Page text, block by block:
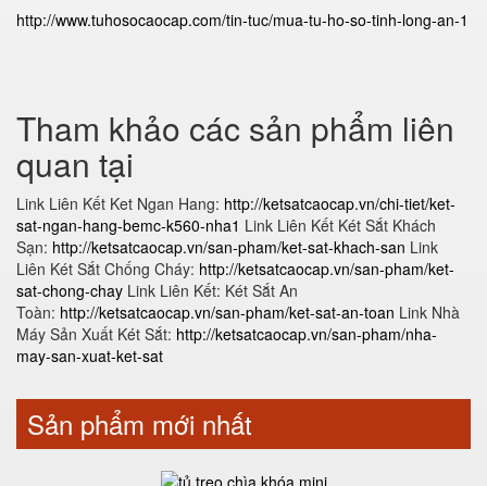
http://www.tuhosocaocap.com/tin-tuc/mua-tu-ho-so-tinh-long-an-1
Tham khảo các sản phẩm liên
quan tại
Link Liên Kết Ket Ngan Hang: http://ketsatcaocap.vn/chi-tiet/ket-
sat-ngan-hang-bemc-k560-nha1 Link Liên Kết Két Sắt Khách
Sạn: http://ketsatcaocap.vn/san-pham/ket-sat-khach-san Link
Liên Két Sắt Chống Cháy: http://ketsatcaocap.vn/san-pham/ket-
sat-chong-chay Link Liên Kết: Két Sắt An
Toàn: http://ketsatcaocap.vn/san-pham/ket-sat-an-toan Link Nhà
Máy Sản Xuất Két Sắt: http://ketsatcaocap.vn/san-pham/nha-
may-san-xuat-ket-sat
Sản phẩm mới nhất